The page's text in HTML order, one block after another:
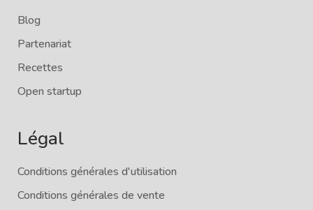
Blog
Partenariat
Recettes
Open startup
Légal
Conditions générales d'utilisation
Conditions générales de vente